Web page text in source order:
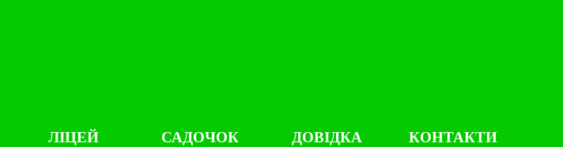
ЛІЦЕЙ САДОЧОК ДОВІДКА КОНТАКТИ